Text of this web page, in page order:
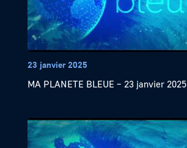
23 janvier 2025
MA PLANETE BLEUE – 23 janvier 2025